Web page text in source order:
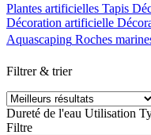
Plantes artificielles Tapis
Décoration artificielle
Aquascaping Roches
Filtrer & trier
Dureté de l'eau Utilisation
Filtre